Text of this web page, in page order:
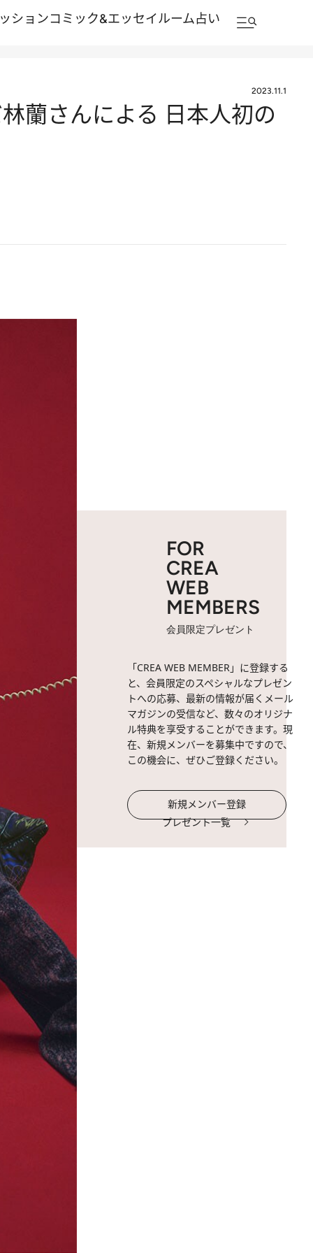
ションコミック&エッセイルーム占い
2023.11.1
蘭さんによる 日本人初の
FOR
CREA
WEB
MEMBERS
会員限定プレゼント
「CREA WEB MEMBER」に登録する
と、会員限定のスペシャルなプレゼン
トへの応募、最新の情報が届くメール
マガジンの受信など、数々のオリジナ
ル特典を享受することができます。現
在、新規メンバーを募集中ですので、
この機会に、ぜひご登録ください。
新規メンバー登録
プレゼント一覧